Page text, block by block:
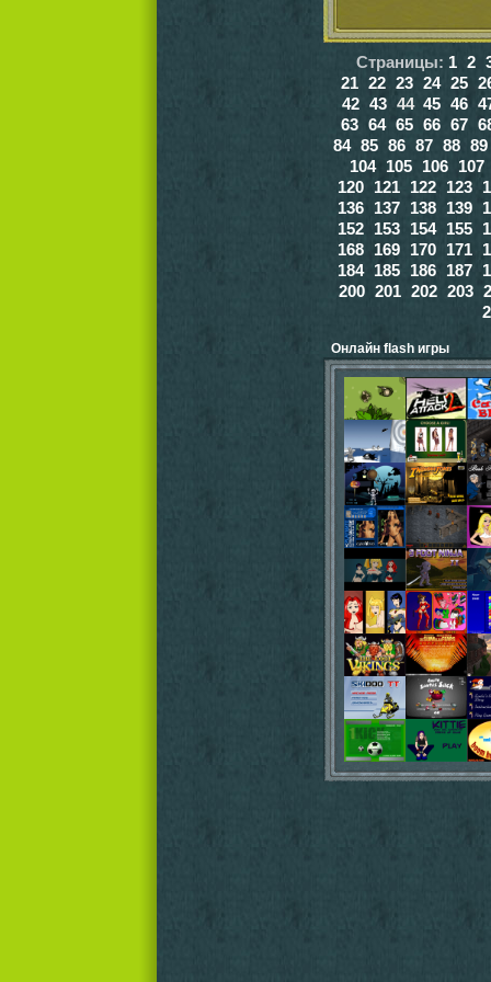
Страницы: 1 2
21 22 23 24 25
42 43 44 45 46
63 64 65 66 67
84 85 86 87 88 89
104 105 106 107
120 121 122 123
136 137 138 139
152 153 154 155
168 169 170 171
184 185 186 187
200 201 202 203
Онлайн flash игры